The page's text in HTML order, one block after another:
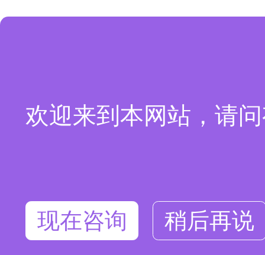
欢迎来到本网站，请
现在咨询 稍后再说